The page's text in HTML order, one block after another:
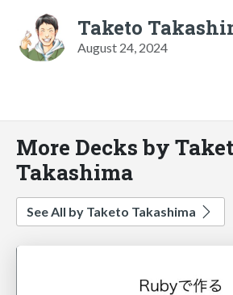
Taketo
August 24, 2024
More Decks by
Takashima
See All by Taketo Takashima